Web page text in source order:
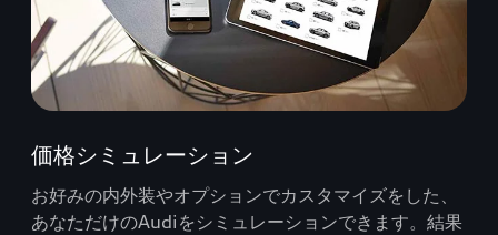
価格シミュレーション
お好みの内外装やオプションでカスタマイズをした、
あなただけのAudiをシミュレーションできます。結果